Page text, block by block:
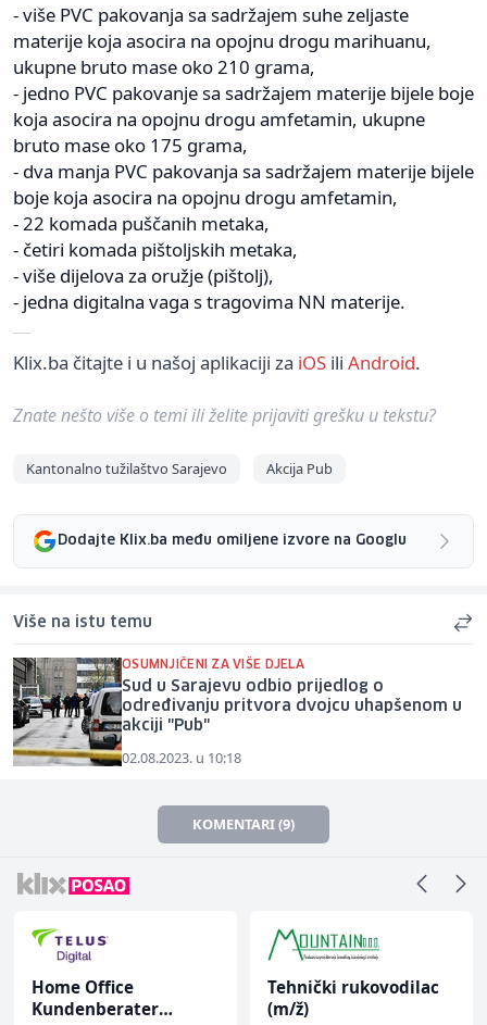
- više PVC pakovanja sa sadržajem suhe zeljaste
materije koja asocira na opojnu drogu marihuanu,
ukupne bruto mase oko 210 grama,
- jedno PVC pakovanje sa sadržajem materije bijele boje
koja asocira na opojnu drogu amfetamin, ukupne
bruto mase oko 175 grama,
- dva manja PVC pakovanja sa sadržajem materije bijele
boje koja asocira na opojnu drogu amfetamin,
- 22 komada puščanih metaka,
- četiri komada pištoljskih metaka,
- više dijelova za oružje (pištolj),
- jedna digitalna vaga s tragovima NN materije.
Klix.ba čitajte i u našoj aplikaciji za iOS ili Android.
Znate nešto više o temi ili želite prijaviti grešku u tekstu?
Kantonalno tužilaštvo Sarajevo Akcija Pub
Dodajte Klix.ba među omiljene izvore na Googlu
Više na istu temu
OSUMNJIČENI ZA VIŠE DJELA
Sud u Sarajevu odbio prijedlog o
određivanju pritvora dvojcu uhapšenom u
akciji "Pub"
02.08.2023. u 10:18
KOMENTARI (9)
Home Office
Kundenberater
Tehnički rukovodilac
(m/ž)